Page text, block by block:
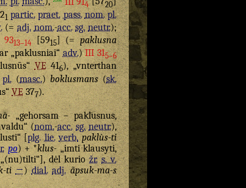
4 20
1 partic. praet. pass. nom. pl.
(= adj. nom.-acc. sg. neutr.);
13–14[5915] (=paklusna
„paklusniai“adv.)III 315–6
VE416), „vnterthan
pl.(masc.)boklusmans(sk.
VE377).
„gehorsam – paklusnus,
(nom.-acc. sg. neutr.),
[plg. lie. verb. paklùs-ti
po) + *klus-„imti klausyti,
dėl kuriožr. s. v.
ti →)dial. adj. ãpsuk-ma-s